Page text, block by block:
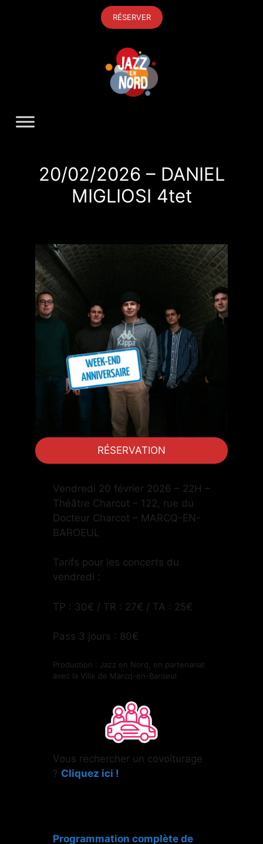
RÉSERVER
20/02/2026 – DANIEL
MIGLIOSI 4tet
RÉSERVATION
Vendredi 20 février 2026 – 22H –
Théâtre Charcot – 122, rue du
Docteur Charcot – MARCQ-EN-
BAROEUL
Tarifs pour les concerts du
vendredi :
TP : 30€ / TR : 27€ / TA : 25€
Pass 3 jours : 80€
Production : Jazz en Nord, en partenariat
avec la Ville de Marcq-en-Baroeul
Vous rechercher un covoiturage
? Cliquez ici !
Programmation complète de